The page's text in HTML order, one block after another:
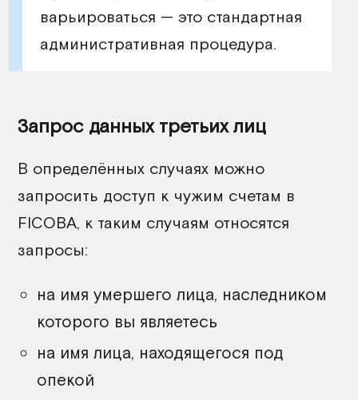
варьироваться — это стандартная
административная процедура.
Запрос данных третьих лиц
В определённых случаях можно
запросить доступ к чужим счетам в
FICOBA, к таким случаям относятся
запросы:
на имя умершего лица, наследником
которого вы являетесь
на имя лица, находящегося под
опекой